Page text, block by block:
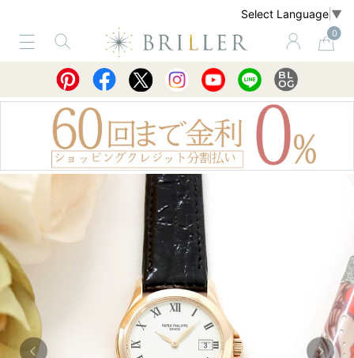
Select Language ▼
0
サービス ショッピングガイド 買取